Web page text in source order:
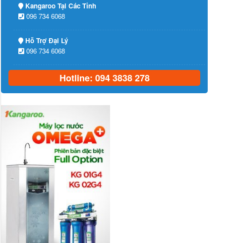
Kangaroo Tại Các Tỉnh
096 734 6068
Hỗ Trợ Đại Lý
096 734 6068
Hotline: 094 3838 278